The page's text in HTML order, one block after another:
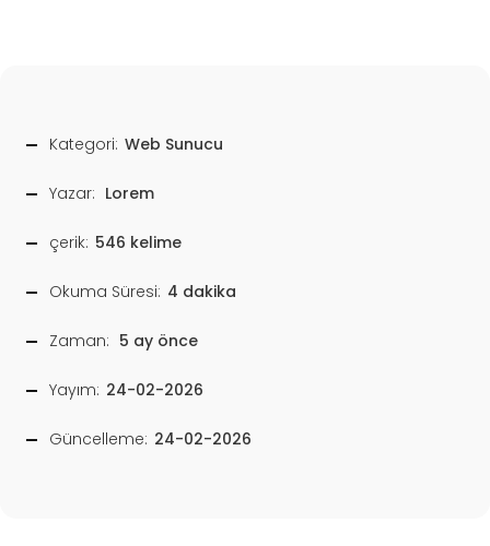
Kategori: Web Sunucu
Yazar: Lorem
çerik: 546 kelime
Okuma Süresi: 4 dakika
Zaman: 5 ay önce
Yayım: 24-02-2026
Güncelleme: 24-02-2026